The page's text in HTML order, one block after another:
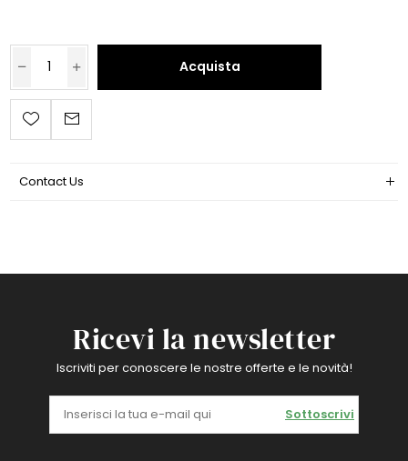
Acquista
Contact Us
Ricevi la newsletter
Iscriviti per conoscere le nostre offerte e le novità!
Sottoscrivi